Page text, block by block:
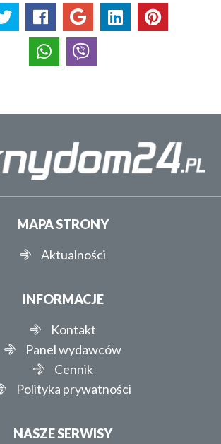
MAPA STRONY
Aktualności
INFORMACJE
Kontakt
Panel wydawców
Cennik
Polityka prywatności
NASZE SERWISY